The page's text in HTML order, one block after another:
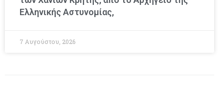
Ελληνικής Αστυνομίας,
7 Αυγούστου, 2026